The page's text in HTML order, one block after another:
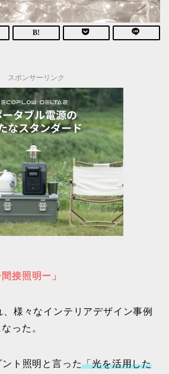
スポンサーリンク
接照明ー」
様々なインテリアデザイン事例
った。
ト照明と言った「光を活用した